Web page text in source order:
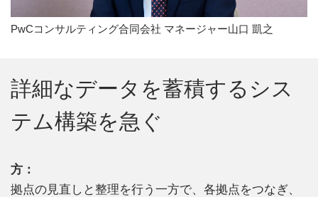
PwCコンサルティング合同会社 マネージャー山口 凱之
詳細なデータを蓄積するシス
テム構築を急ぐ
方：
拠点の見直しと整理を行う一方で、各拠点をつなぎ、